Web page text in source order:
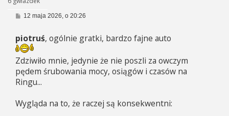
P
t
12 maja 2026, o 20:26
piotruś, ogólnie gratki, bardzo fajne auto
Zdziwiło mnie, jedynie że nie poszli za owczym
pędem śrubowania mocy, osiągów i czasów na
Ringu...
Wygląda na to, że raczej są konsekwentni: